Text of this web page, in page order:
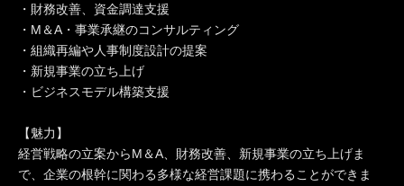
・財務改善、資金調達支援
・M＆A・事業承継のコンサルティング
・組織再編や人事制度設計の提案
・新規事業の立ち上げ
・ビジネスモデル構築支援
【魅力】
経営戦略の立案からM＆A、財務改善、新規事業の立ち上げま
で、企業の根幹に関わる多様な経営課題に携わることができま